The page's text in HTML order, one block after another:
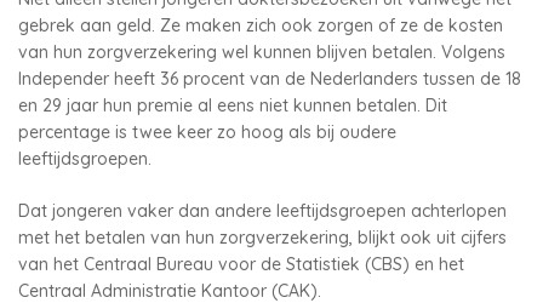
gebrek aan geld. Ze maken zich ook zorgen of ze de kosten
van hun zorgverzekering wel kunnen blijven betalen. Volgens
Independer heeft 36 procent van de Nederlanders tussen de 18
en 29 jaar hun premie al eens niet kunnen betalen. Dit
percentage is twee keer zo hoog als bij oudere
leeftijdsgroepen.
Dat jongeren vaker dan andere leeftijdsgroepen achterlopen
met het betalen van hun zorgverzekering, blijkt ook uit cijfers
van het Centraal Bureau voor de Statistiek (CBS) en het
Centraal Administratie Kantoor (CAK).